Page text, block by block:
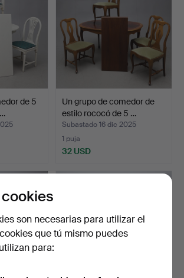
de 5
Un grupo de comedor de
estilo rococó de 5 …
Subastado 16 dic 2025
1 puja
32 USD
son necesarias para utilizar el
que tú mismo puedes
para: